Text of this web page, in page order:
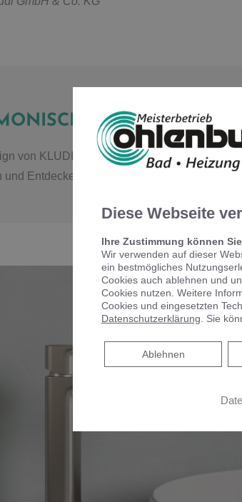
von KLUDI-RENON schafft eine Balance
und Entdecken ein.
Diese Webseite
Ihre Zustimmung können
Wir verwenden auf dieser
ein bestmögliches
Cookies auch ablehnen und
Cookies nutzen. Weitere
Cookies und eingesetzten
Datenschutzerklärung . Sie
Ablehnen
Ablehnen